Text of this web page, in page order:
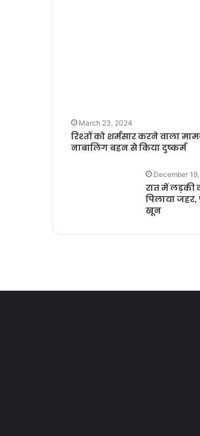
March 23, 2024
रिश्तों को शर्मसार करने वाला
नाबालिग बहन से किया दुष्कर्म
December
रात में लड़की
पिलाया जहर,
खून